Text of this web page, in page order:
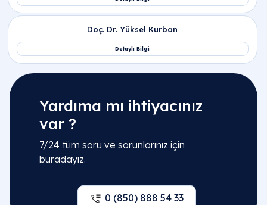
Yardıma mı ihtiyacınız
var ?
7/24 tüm soru ve sorunlarınız için
buradayız.
0 (850) 888 54 33